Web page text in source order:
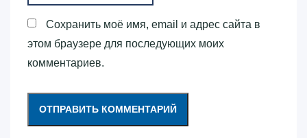
Сохранить моё имя, email и адрес сайта в
этом браузере для последующих моих
комментариев.